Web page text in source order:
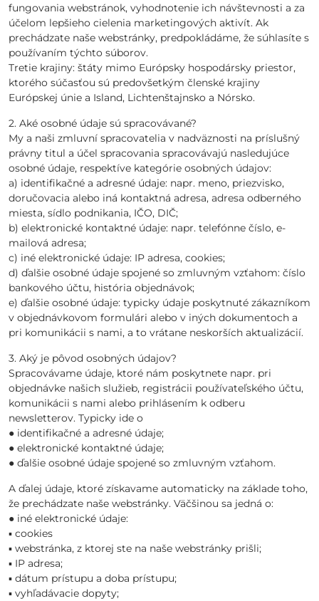
fungovania webstránok, vyhodnotenie ich návštevnosti a za
účelom lepšieho cielenia marketingových aktivít. Ak
prechádzate naše webstránky, predpokládáme, že súhlasíte s
používaním týchto súborov.
Tretie krajiny: štáty mimo Európsky hospodársky priestor,
ktorého súčasťou sú predovšetkým členské krajiny
Európskej únie a Island, Lichtenštajnsko a Nórsko.
2. Aké osobné údaje sú spracovávané?
My a naši zmluvní spracovatelia v nadväznosti na príslušný
právny titul a účel spracovania spracovávajú nasledujúce
osobné údaje, respektíve kategórie osobných údajov:
a) identifikačné a adresné údaje: napr. meno, priezvisko,
doručovacia alebo iná kontaktná adresa, adresa odberného
miesta, sídlo podnikania, IČO, DIČ;
b) elektronické kontaktné údaje: napr. telefónne číslo, e-
mailová adresa;
c) iné elektronické údaje: IP adresa, cookies;
d) ďalšie osobné údaje spojené so zmluvným vzťahom: číslo
bankového účtu, história objednávok;
e) ďalšie osobné údaje: typicky údaje poskytnuté zákazníkom
v objednávkovom formulári alebo v iných dokumentoch a
pri komunikácii s nami, a to vrátane neskorších aktualizácií.
3. Aký je pôvod osobných údajov?
Spracovávame údaje, ktoré nám poskytnete napr. pri
objednávke našich služieb, registrácii používateľského účtu,
komunikácii s nami alebo prihlásením k odberu
newsletterov. Typicky ide o
● identifikačné a adresné údaje;
● elektronické kontaktné údaje;
● ďalšie osobné údaje spojené so zmluvným vzťahom.
A ďalej údaje, ktoré získavame automaticky na základe toho,
že prechádzate naše webstránky. Väčšinou sa jedná o:
● iné elektronické údaje:
▪ cookies
▪ webstránka, z ktorej ste na naše webstránky prišli;
▪ IP adresa;
▪ dátum prístupu a doba prístupu;
▪ vyhľadávacie dopyty;